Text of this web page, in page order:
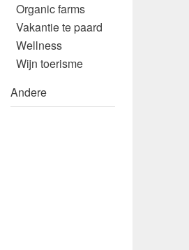
Organic farms
Vakantie te paard
Wellness
Wijn toerisme
Andere